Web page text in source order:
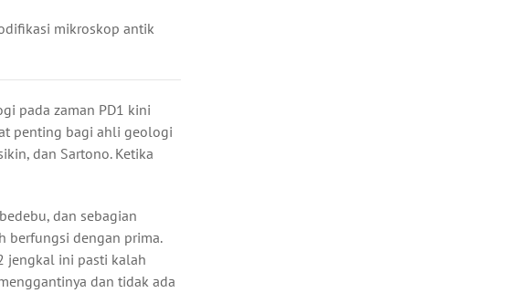
mikroskop antik
pada zaman PD1 kini
penting bagi ahli geologi
dan Sartono. Ketika
dan sebagian
berfungsi dengan prima.
jengkal ini pasti kalah
dan tidak ada